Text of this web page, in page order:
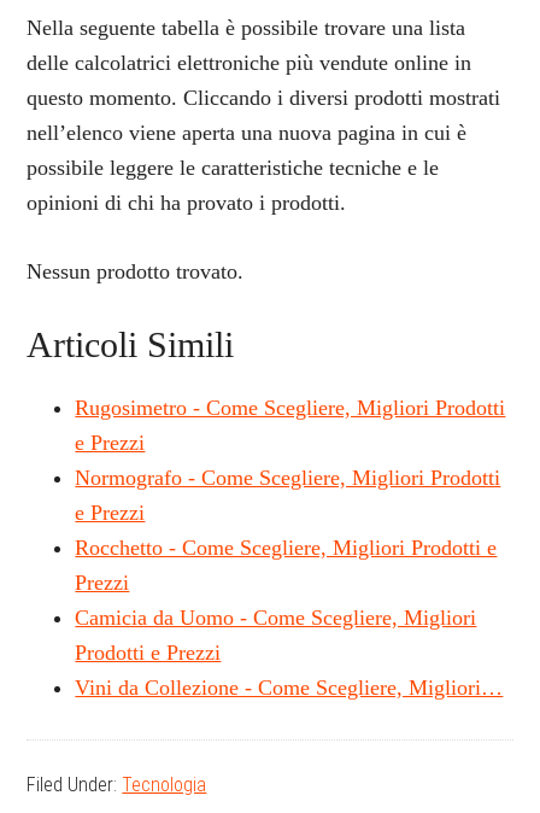
Nella seguente tabella è possibile trovare una lista
delle calcolatrici elettroniche più vendute online in
questo momento. Cliccando i diversi prodotti mostrati
nell’elenco viene aperta una nuova pagina in cui è
possibile leggere le caratteristiche tecniche e le
opinioni di chi ha provato i prodotti.
Nessun prodotto trovato.
Articoli Simili
Rugosimetro - Come Scegliere, Migliori Prodotti
e Prezzi
Normografo - Come Scegliere, Migliori Prodotti
e Prezzi
Rocchetto - Come Scegliere, Migliori Prodotti e
Prezzi
Camicia da Uomo - Come Scegliere, Migliori
Prodotti e Prezzi
Vini da Collezione - Come Scegliere, Migliori…
Filed Under:Tecnologia